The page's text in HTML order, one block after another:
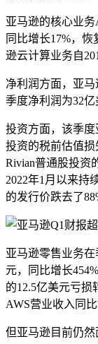
亚马逊的核心业务
同比增长17%，
逊云计算业务自
净利润方面，亚马
季度净利润为32亿
投资方面，该季度
投资的税前估值损
Rivian普通股投资
2022年1月以来持
的发行价跌去了
亚马逊零售业务
元，同比增长
的12.5亿美元亏
AWS营业收入同比
但亚马逊目前仍然